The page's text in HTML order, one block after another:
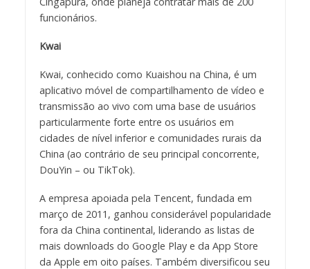
funcionários.
Kwai
Kwai, conhecido como Kuaishou na China, é um
aplicativo móvel de compartilhamento de vídeo e
transmissão ao vivo com uma base de usuários
particularmente forte entre os usuários em
cidades de nível inferior e comunidades rurais da
China (ao contrário de seu principal concorrente,
DouYin – ou TikTok).
A empresa apoiada pela Tencent, fundada em
março de 2011, ganhou considerável popularidade
fora da China continental, liderando as listas de
mais downloads do Google Play e da App Store
da Apple em oito países. Também diversificou seu